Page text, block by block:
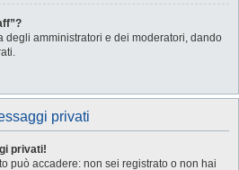
degli amministratori e dei moderatori, dando
privati
privati!
può accadere: non sei registrato o non hai